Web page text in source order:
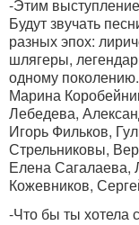
-Этим
Будут звучать
разных эпох:
шлягеры,
одному
Марина
Лебедева,
Игорь Фильков,
Стрельниковы,
Елена Сагалаева,
Кожевников,
-Что бы ты хотела